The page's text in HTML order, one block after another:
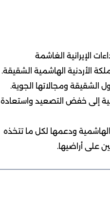
الإيرانية الغاشمة
الأردنية الهاشمية الشقيقة.
الشقيقة ومجالاتها الجوية.
إلى خفض التصعيد واستعادة
ودعمها لكل ما تتخذه
على أراضيها.